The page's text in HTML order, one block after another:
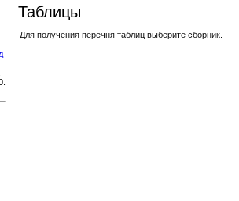
Таблицы
Для получения перечня таблиц выберите сборник.